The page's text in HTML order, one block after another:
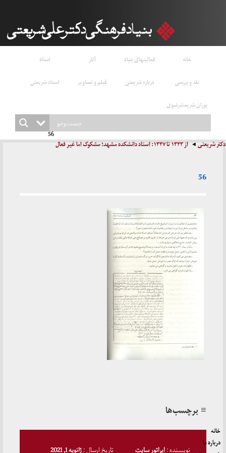
خانه فعالیتهای بنیاد آثار
اسناد
نقد و بررسی
درباره شریعتی فیلم و تصاویر
استاد شریعتی
پوران شریعت‌رضوی
دکتر شریعتی از ۱۳۴۳ تا ۱۳۴۷: استاد دانشکده مشهد؛ مشکوک اما غیر فعال
56
56
≡ برچسب‌ها
نویسنده :اپراتور سایت تاریخ ارسال :ژانویه 1, 2021
خانه
درباره ما